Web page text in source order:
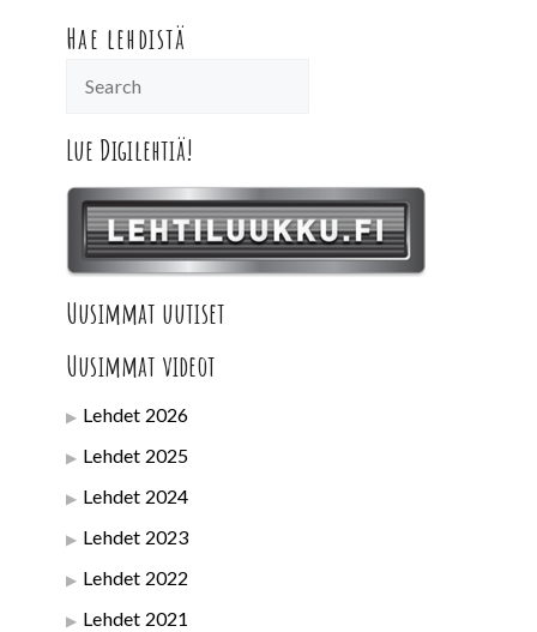
Hae lehdistä
Lue Digilehtiä!
Uusimmat uutiset
Uusimmat videot
Lehdet 2026
Lehdet 2025
Lehdet 2024
Lehdet 2023
Lehdet 2022
Lehdet 2021